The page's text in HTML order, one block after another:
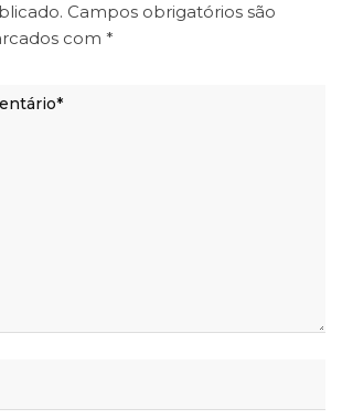
Campos obrigatórios são
com *